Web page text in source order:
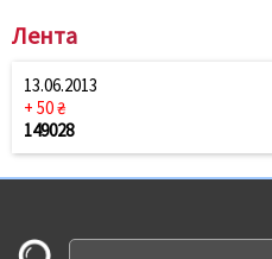
Лента
13.06.2013
+ 50 ₴
149028